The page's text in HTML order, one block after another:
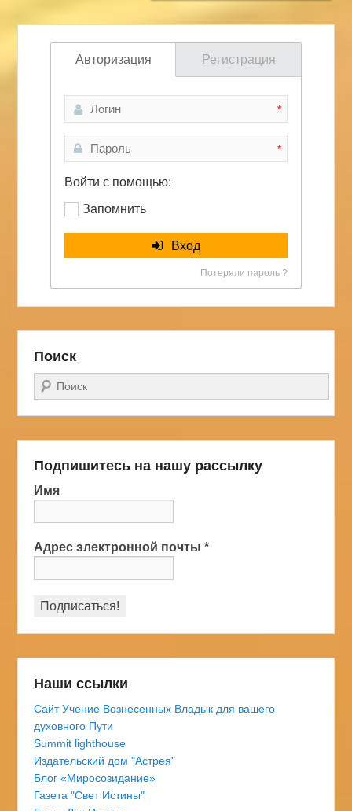
Авторизация Регистрация
*
*
Войти с помощью:
Запомнить
Вход
Потеряли пароль ?
Поиск
Поиск
Подпишитесь на нашу рассылку
Имя
Адрес электронной почты*
Наши ссылки
Сайт Учение Вознесенных Владык для вашего
духовного Пути
Summit lighthouse
Издательский дом "Астрея"
Блог «Миросозидание»
Газета "Свет Истины"